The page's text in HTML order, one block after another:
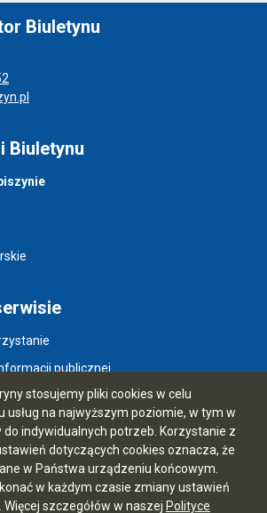
stosujemy pliki cookies w celu
usług na najwyższym poziomie, w tym w
indywidualnych potrzeb. Korzystanie z
dotyczących cookies oznacza, że
w Państwa urządzeniu końcowym.
w każdym czasie zmiany ustawień
szczegółów w naszej Polityce
Biuletynu
Biuletynu
publicznej
BIP: 31.07.2026 13:10